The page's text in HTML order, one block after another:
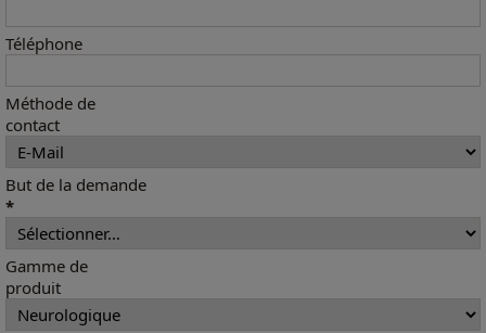
Téléphone
Méthode de
contact
But de la demande
*
Gamme de
produit